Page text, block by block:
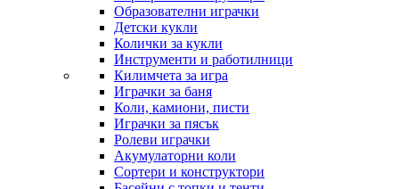
Образователни играчки
Детски кукли
Колички за кукли
Инструменти и работилници
Килимчета за игра
Играчки за баня
Коли, камиони, писти
Играчки за пясък
Ролеви играчки
Акумулаторни коли
Сортери и конструктори